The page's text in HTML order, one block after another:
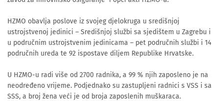
HZMO obavlja poslove iz svojeg djelokruga u središnjoj
ustrojstvenoj jedinici – Središnjoj službi sa sjedištem u Zagrebu i
u područnim ustrojstvenim jedinicama – pet područnih službi i 14
područnih ureda te 92 ispostave diljem Republike Hrvatske.
U HZMO-u radi više od 2700 radnika, a 99 % njih zaposleno je na
neodređeno vrijeme. Podjednako su zastupljeni radnici s VSS i sa
SSS, a broj žena veći je od broja zaposlenih muškaraca.